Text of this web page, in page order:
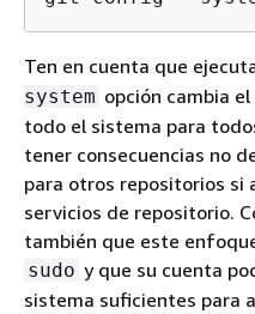
Ten en cuenta que
system opción cambia
todo el sistema para
tener consecuencias no
para otros repositorios si
servicios de repositorio.
también que este
sudo y que su cuenta
sistema suficientes para